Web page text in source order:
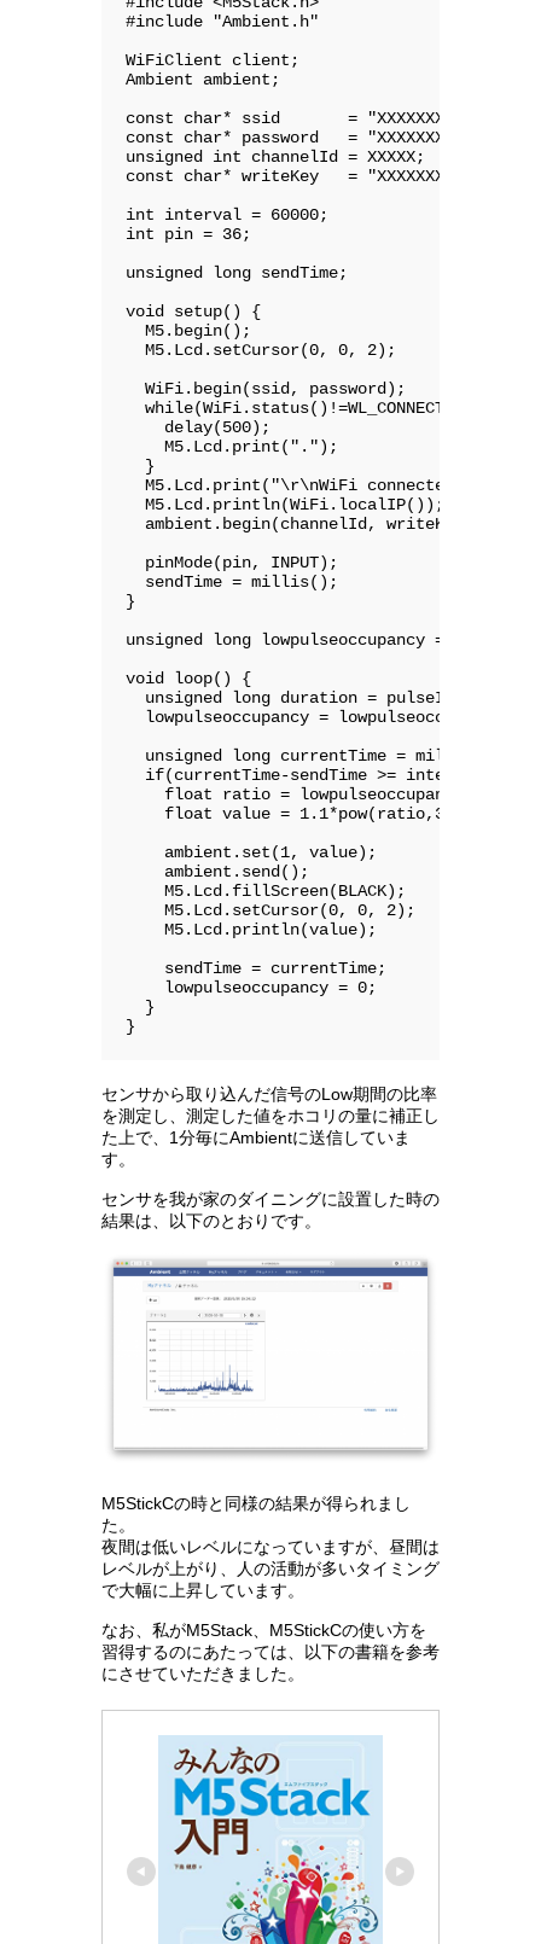
#include "Ambient.h"
WiFiClient client;
Ambient ambient;
const char* ssid       = "XXXXXXXX";
const char* password   = "XXXXXXXX";
unsigned int channelId = XXXXX;
const char* writeKey   = "XXXXXXXX";
int interval = 60000;
int pin = 36;
unsigned long sendTime;
void setup() {
  M5.begin();
  M5.Lcd.setCursor(0, 0, 2);
  WiFi.begin(ssid, password);
  while(WiFi.status()!=WL_CONNECTED) {
    delay(500);
    M5.Lcd.print(".");
  }
M5.Lcd.print("\r\nWiFi connected\r\nIP
  M5.Lcd.println(WiFi.localIP());
ambient.begin(channelId, writeKey,
  pinMode(pin, INPUT);
  sendTime = millis();
}
unsigned long lowpulseoccupancy = 0;
void loop() {
unsigned long duration = pulseIn(pin,
lowpulseoccupancy = lowpulseoccupancy +
  unsigned long currentTime = millis();
if(currentTime-sendTime >= interval ||
float ratio = lowpulseoccupancy /
float value = 1.1*pow(ratio,3 ) -
    ambient.set(1, value);
    ambient.send();
    M5.Lcd.fillScreen(BLACK);
    M5.Lcd.setCursor(0, 0, 2);
    M5.Lcd.println(value);
    sendTime = currentTime;
    lowpulseoccupancy = 0;
  }
}
センサから取り込んだ信号のLow期間の比率
を測定し、測定した値をホコリの量に補正し
た上で、1分毎にAmbientに送信していま
す。
センサを我が家のダイニングに設置した時の
結果は、以下のとおりです。
M5StickCの時と同様の結果が得られまし
た。
夜間は低いレベルになっていますが、昼間は
レベルが上がり、人の活動が多いタイミング
で大幅に上昇しています。
なお、私がM5Stack、M5StickCの使い方を
習得するのにあたっては、以下の書籍を参考
にさせていただきました。